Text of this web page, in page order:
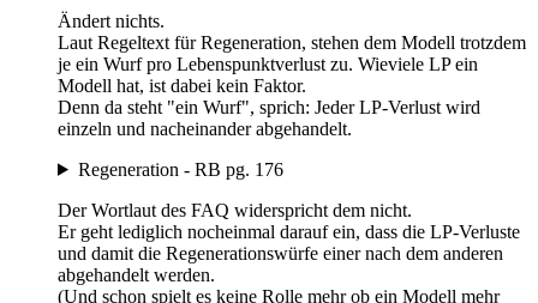
Ändert nichts.
Laut Regeltext für Regeneration, stehen dem Modell trotzdem
je ein Wurf pro Lebenspunktverlust zu. Wieviele LP ein
Modell hat, ist dabei kein Faktor.
Denn da steht "ein Wurf", sprich: Jeder LP-Verlust wird
einzeln und nacheinander abgehandelt.
Regeneration - RB pg. 176
Der Wortlaut des FAQ widerspricht dem nicht.
Er geht lediglich nocheinmal darauf ein, dass die LP-Verluste
und damit die Regenerationswürfe einer nach dem anderen
abgehandelt werden.
(Und schon spielt es keine Rolle mehr ob ein Modell mehr